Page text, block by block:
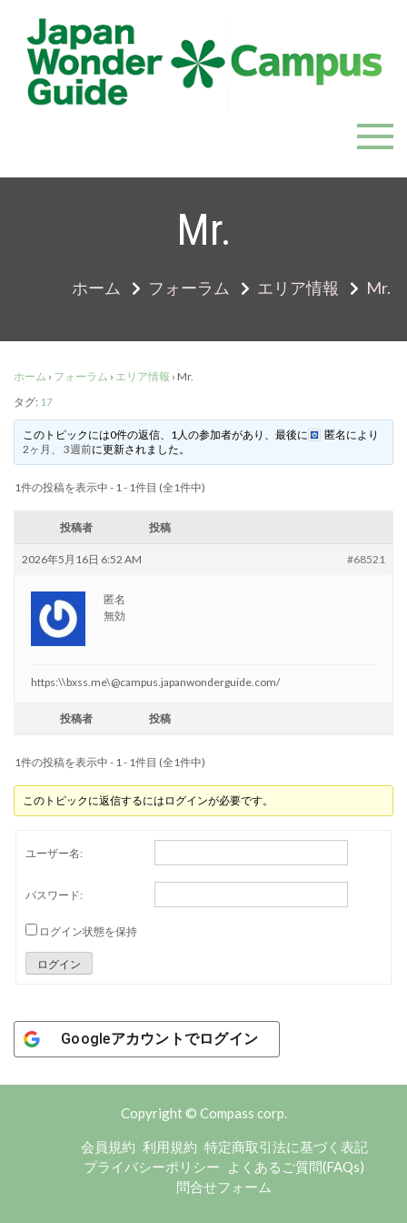
content
JapanWonderGuide Campus
「日本のガイドの質を世界一に」を目指すガイドコミ
Mr.
ホーム フォーラム エリア情報 Mr.
ホーム › フォーラム › エリア情報 › Mr.
タグ: 17
このトピックには0件の返信、1人の参加者があり、最後に 匿名 により
2ヶ月、 3週前に更新されました。
1件の投稿を表示中 - 1 - 1件目 (全1件中)
投稿者 投稿
2026年5月16日 6:52 AM #68521
匿名
無効
https:\\bxss.me\@campus.japanwonderguide.com/
投稿者 投稿
1件の投稿を表示中 - 1 - 1件目 (全1件中)
このトピックに返信するにはログインが必要です。
ユーザー名:
パスワード:
ログイン状態を保持
ログイン
Googleアカウントでログイン
Copyright © Compass corp.
会員規約 利用規約 特定商取引法に基づく表記
プライバシーポリシー
よくあるご質問(FAQs)
問合せフォーム